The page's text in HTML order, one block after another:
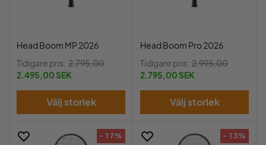
Head Boom MP 2026
Tidigare pris: 2.795,00
2.495,00 SEK
Välj storlek
Head Boom Pro 2026
Tidigare pris: 2.995,00
2.795,00 SEK
Välj storlek
- 17% - 13%